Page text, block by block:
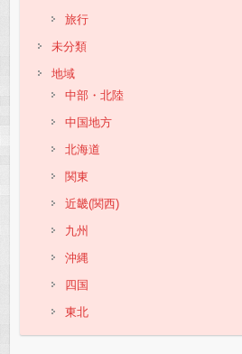
旅行
未分類
地域
中部・北陸
中国地方
北海道
関東
近畿(関西)
九州
沖縄
四国
東北